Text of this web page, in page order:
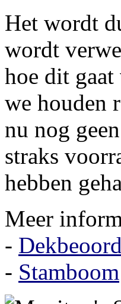
Het wordt
wordt
hoe dit
we houden
nu nog
straks
hebben
Meer
-
- Stamboom